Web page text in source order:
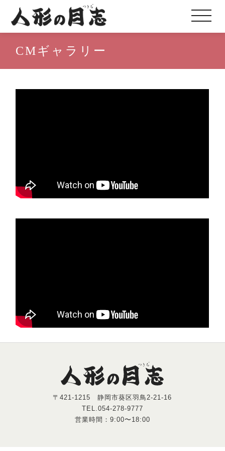
CMギャラリー
〒421-1215 静岡市葵区羽鳥2-21-16
TEL.054-278-9777
営業時間：9:00〜18:00